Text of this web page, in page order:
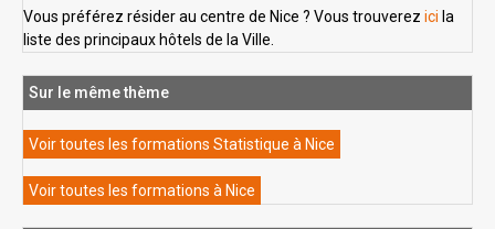
Vous préférez résider au centre de Nice ? Vous trouverezici la
liste des principaux hôtels de la Ville.
Sur le même thème
Voir toutes les formations Statistique à Nice
Voir toutes les formations à Nice